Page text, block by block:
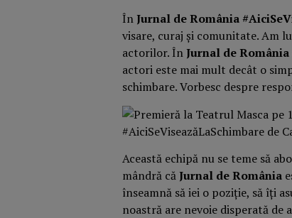
ÎnJurnal de România
visare, curaj și comunitate. Am
actorilor. ÎnJurnal de
actori este mai mult decât o
schimbare. Vorbesc despre
Această echipă nu se teme să
mândră căJurnal de România
înseamnă să iei o poziție, să îți
noastră are nevoie disperată de